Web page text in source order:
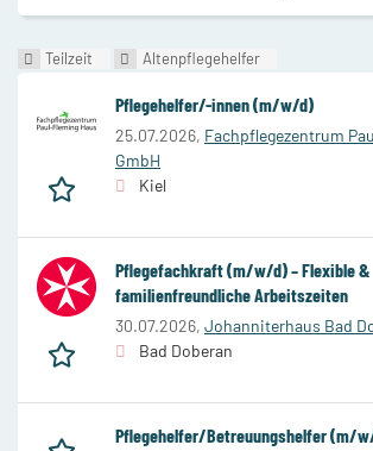
Teilzeit Altenpflegehelfer
Pflegehelfer/-innen (m/w/d)
25.07.2026, Fachpflegezentrum
GmbH
Kiel
Pflegefachkraft (m/w/d) – Flexible &
familienfreundliche Arbeitszeiten
30.07.2026, Johanniterhaus Bad
Bad Doberan
Pflegehelfer/Betreuungshelfer (m/